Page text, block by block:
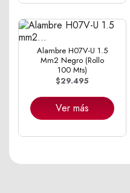
Alambre H07V-U 1.5
Mm2 Negro (Rollo
100 Mts)
$29.495
Ver más